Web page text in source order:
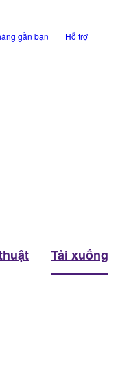
gần bạn Hỗ trợ
Tải xuống